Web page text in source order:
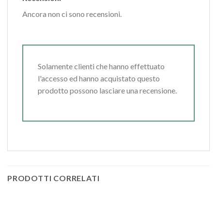
Ancora non ci sono recensioni.
Solamente clienti che hanno effettuato
l'accesso ed hanno acquistato questo
prodotto possono lasciare una recensione.
PRODOTTI CORRELATI